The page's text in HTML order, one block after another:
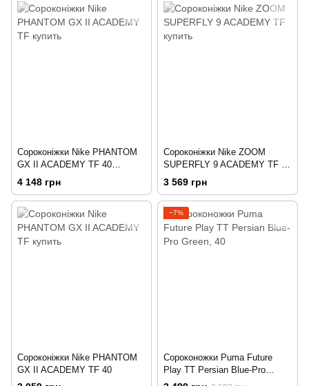
Сороконіжки Nike PHANTOM
GX II ACADEMY TF 40
Розовый
4 148 грн
Сороконіжки Nike ZOOM
SUPERFLY 9 ACADEMY TF 40
Черный
3 569 грн
Сороконіжки Nike PHANTOM
GX II ACADEMY TF 40
−7%
Сороконожки Puma Future
Play TT Persian Blue-Pro
Green